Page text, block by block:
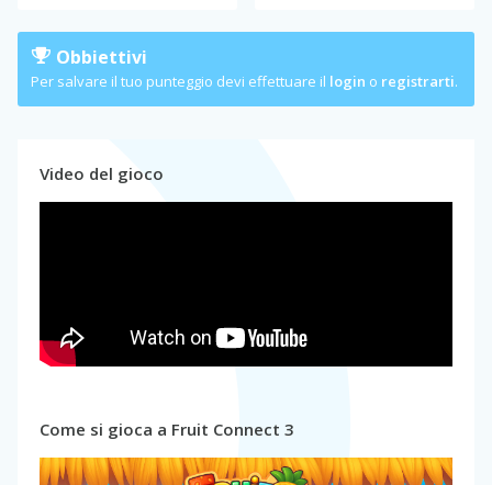
Obbiettivi
Per salvare il tuo punteggio devi effettuare il login o registrarti.
Video del gioco
Come si gioca a Fruit Connect 3